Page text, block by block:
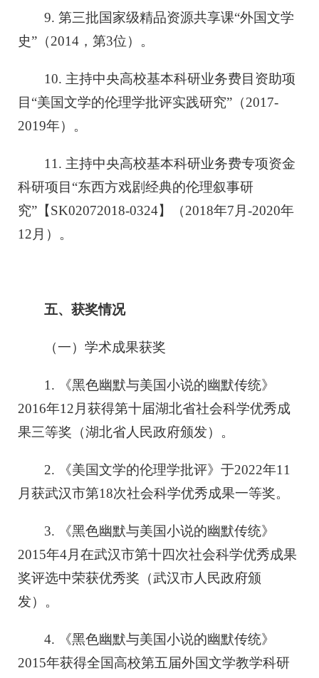
9. 第三批国家级精品资源共享课“外国文学
史”（2014，第3位）。
10. 主持中央高校基本科研业务费目资助项
目“美国文学的伦理学批评实践研究”（2017-
2019年）。
11. 主持中央高校基本科研业务费专项资金
科研项目“东西方戏剧经典的伦理叙事研
究”【SK02072018-0324】（2018年7月-2020年
12月）。
五、获奖情况
（一）学术成果获奖
1. 《黑色幽默与美国小说的幽默传统》
2016年12月获得第十届湖北省社会科学优秀成
果三等奖（湖北省人民政府颁发）。
2. 《美国文学的伦理学批评》于2022年11
月获武汉市第18次社会科学优秀成果一等奖。
3. 《黑色幽默与美国小说的幽默传统》
2015年4月在武汉市第十四次社会科学优秀成果
奖评选中荣获优秀奖（武汉市人民政府颁
发）。
4. 《黑色幽默与美国小说的幽默传统》
2015年获得全国高校第五届外国文学教学科研